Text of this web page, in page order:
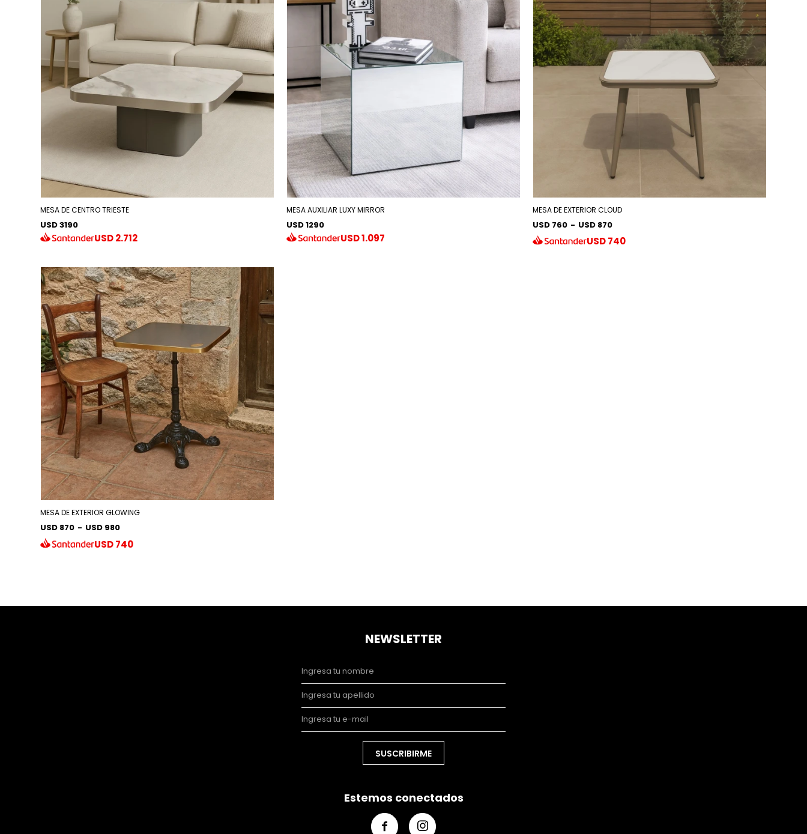
MESA DE CENTRO TRIESTE
USD 3190
USD2.712
MESA AUXILIAR LUXY MIRROR
USD 1290
USD1.097
MESA DE EXTERIOR CLOUD
USD 760 - USD 870
USD740
MESA DE EXTERIOR GLOWING
USD 870 - USD 980
USD740
NEWSLETTER
SUSCRIBIRME
Estemos conectados
 